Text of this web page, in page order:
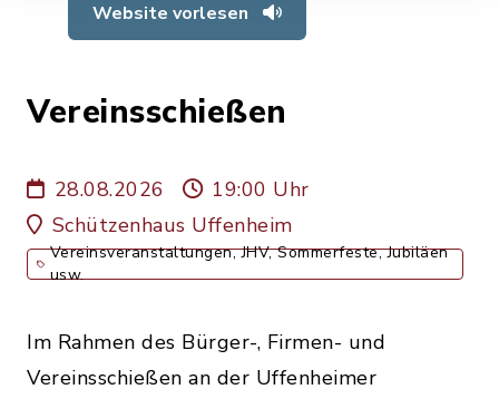
Website vorlesen
Vereinsschießen
28.08.2026
19:00 Uhr
Schützenhaus Uffenheim
Vereinsveranstaltungen, JHV, Sommerfeste, Jubiläen
usw.
Im Rahmen des Bürger-, Firmen- und
Vereinsschießen an der Uffenheimer